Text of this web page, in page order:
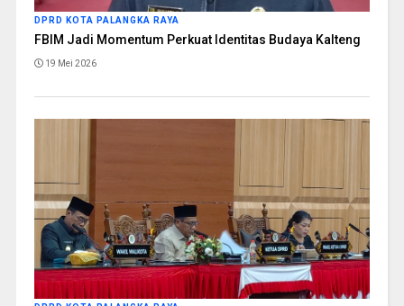
DPRD KOTA PALANGKA RAYA
FBIM Jadi Momentum Perkuat Identitas Budaya Kalteng
19 Mei 2026